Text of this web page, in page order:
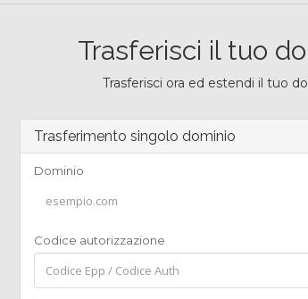
Trasferisci il tuo
Trasferisci ora ed estendi il tuo
Trasferimento singolo dominio
Dominio
Codice autorizzazione